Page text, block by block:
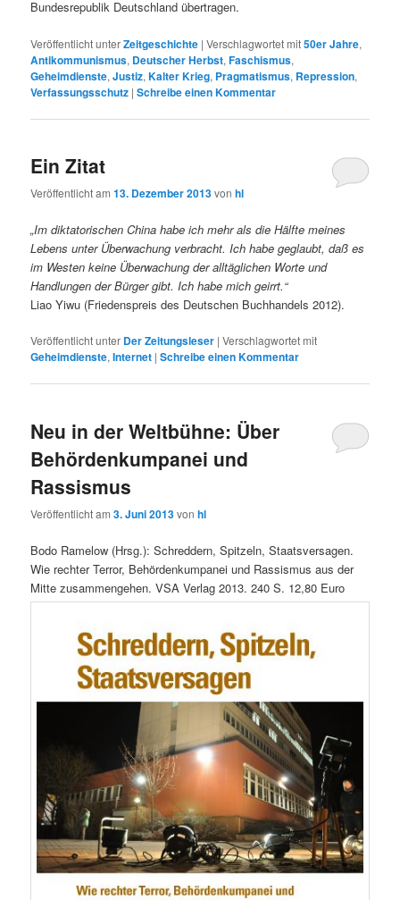
Bundesrepublik Deutschland übertragen.
Veröffentlicht unterZeitgeschichte |Verschlagwortet mit50er Jahre,
Antikommunismus, Deutscher Herbst,Faschismus,
Geheimdienste,Justiz,Kalter Krieg, Pragmatismus, Repression,
Verfassungsschutz |Schreibe einen Kommentar
Ein Zitat
Veröffentlicht am13. Dezember 2013vonhl
„Im diktatorischen China habe ich mehr als die Hälfte meines
Lebens unter Überwachung verbracht. Ich habe geglaubt, daß es
im Westen keine Überwachung der alltäglichen Worte und
Handlungen der Bürger gibt. Ich habe mich geirrt.“
Liao Yiwu (Friedenspreis des Deutschen Buchhandels 2012).
Veröffentlicht unter Der Zeitungsleser |Verschlagwortet mit
Geheimdienste,Internet |Schreibe einen Kommentar
Neu in der Weltbühne: Über
Behördenkumpanei und
Rassismus
Veröffentlicht am3. Juni 2013vonhl
Bodo Ramelow (Hrsg.): Schreddern, Spitzeln, Staatsversagen.
Wie rechter Terror, Behördenkumpanei und Rassismus aus der
Mitte zusammengehen. VSA Verlag 2013. 240 S. 12,80 Euro